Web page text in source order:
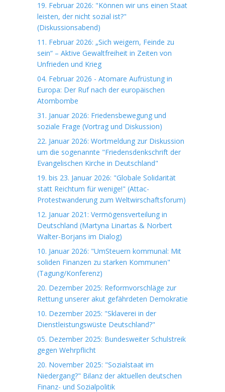
19. Februar 2026: "Können wir uns einen Staat
leisten, der nicht sozial ist?"
(Diskussionsabend)
11. Februar 2026: „Sich weigern, Feinde zu
sein“ – Aktive Gewaltfreiheit in Zeiten von
Unfrieden und Krieg
04. Februar 2026 - Atomare Aufrüstung in
Europa: Der Ruf nach der europäischen
Atombombe
31. Januar 2026: Friedensbewegung und
soziale Frage (Vortrag und Diskussion)
22. Januar 2026: Wortmeldung zur Diskussion
um die sogenannte "Friedensdenkschrift der
Evangelischen Kirche in Deutschland"
19. bis 23. Januar 2026: "Globale Solidarität
statt Reichtum für wenige!" (Attac-
Protestwanderung zum Weltwirschaftsforum)
12. Januar 2021: Vermögensverteilung in
Deutschland (Martyna Linartas & Norbert
Walter-Borjans im Dialog)
10. Januar 2026: "UmSteuern kommunal: Mit
soliden Finanzen zu starken Kommunen"
(Tagung/Konferenz)
20. Dezember 2025: Reformvorschläge zur
Rettung unserer akut gefährdeten Demokratie
10. Dezember 2025: "Sklaverei in der
Dienstleistungswüste Deutschland?"
05. Dezember 2025: Bundesweiter Schulstreik
gegen Wehrpflicht
20. November 2025: "Sozialstaat im
Niedergang?" Bilanz der aktuellen deutschen
Finanz- und Sozialpolitik